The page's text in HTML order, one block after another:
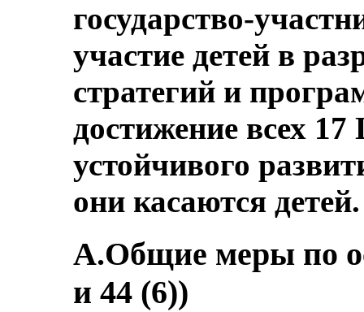
государство-
участие детей в
стратегий и
достижение всех 17
устойчивого
они касаются детей.
A.Общие меры по
и 44 (6))